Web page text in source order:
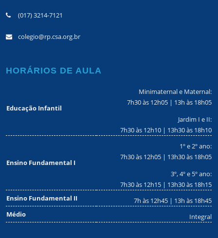
(017) 3214-7121
colegio@rp.csa.org.br
HORÁRIOS DE AULA
Educação Infantil
Minimaternal e Maternal:
7h30 às 12h05 | 13h às 18h05
Jardim I e II:
7h30 às 12h10 | 13h30 às 18h10
Ensino Fundamental I
1º e 2º ano:
7h30 às 12h05 | 13h30 às 18h05
3º, 4º e 5º ano:
7h30 às 12h15 | 13h30 às 18h15
Ensino Fundamental II
7h às 12h45 | 13h às 18h45
Médio
Integral